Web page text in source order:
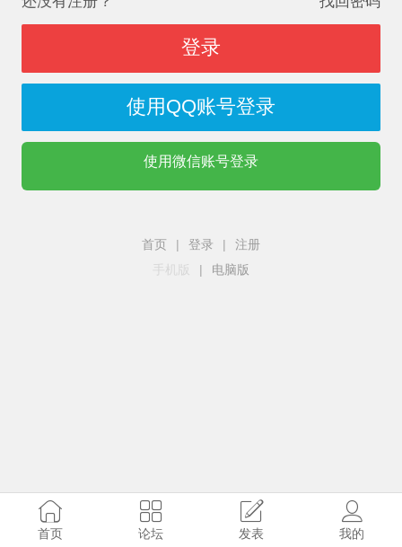
登录
使用QQ账号登录
使用微信账号登录
首页 | 登录 |
注册
手机版
| 电脑版
首页 论坛 发表 我的